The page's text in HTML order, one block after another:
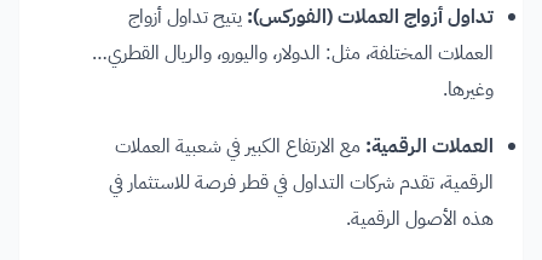
تداول أزواج العملات (الفوركس): يتيح تداول أزواج
العملات المختلفة، مثل: الدولار، واليورو، والريال القطري…
وغيرها.
العملات الرقمية: مع الارتفاع الكبير في شعبية العملات
الرقمية، تقدم شركات التداول في قطر فرصة للاستثمار في
هذه الأصول الرقمية.